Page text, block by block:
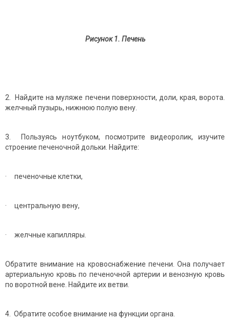
Рисунок 1. Печень
2. Найдите на муляже печени поверхности, доли, края, ворота.
желчный пузырь, нижнюю полую вену.
3. Пользуясь ноутбуком, посмотрите видеоролик, изучите
строение печеночной дольки. Найдите:
· печеночные клетки,
· центральную вену,
· желчные капилляры.
Обратите внимание на кровоснабжение печени. Она получает
артериальную кровь по печеночной артерии и венозную кровь
по воротной вене. Найдите их ветви.
4. Обратите особое внимание на функции органа.